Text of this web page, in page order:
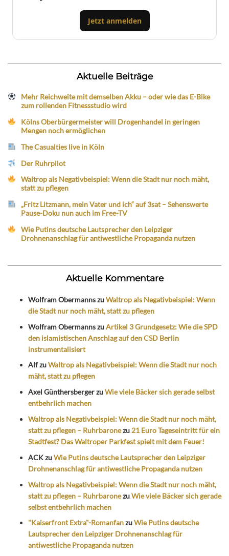
Jetzt anmelden
Aktuelle Beiträge
Mehr Reichweite mit demselben Akku – oder wie das E-Bike
zum rollenden Fitnessstudio wird
Kölns Oberbürgermeister will Drogenhandel in geringen
Mengen noch ermöglichen
The Casualties live in Köln
Der Ruhrpilot
Waltrop als Negativbeispiel: Wenn die Stadt nur noch mäht,
statt zu pflegen
„Fritz Litzmann, mein Vater und ich“ auf 3sat – Sehenswerte
Pause-Doku nun auch im Free-TV
Wie Putins deutsche Lautsprecher den Leipziger
Drohnenanschlag für antiwestliche Propaganda nutzen
Aktuelle Kommentare
Wolfram ObermannszuWaltrop als Negativbeispiel: Wenn
die Stadt nur noch mäht, statt zu pflegen
Wolfram ObermannszuArtikel 3 Grundgesetz: Wie die SPD
den islamistischen Anschlag auf den CSD Berlin
instrumentalisiert
AlfzuWaltrop als Negativbeispiel: Wenn die Stadt nur noch
mäht, statt zu pflegen
Axel GünthersbergerzuWie viele Bäcker sich gerade selbst
entbehrlich machen
Waltrop als Negativbeispiel: Wenn die Stadt nur noch mäht,
statt zu pflegen – Ruhrbaronezu 21 Euro Tageseintritt für ein
Stadtfest? Das Waltroper Parkfest spielt mit dem Feuer!
ACKzuWie Putins deutsche Lautsprecher den Leipziger
Drohnenanschlag für antiwestliche Propaganda nutzen
Waltrop als Negativbeispiel: Wenn die Stadt nur noch mäht,
statt zu pflegen – RuhrbaronezuWie viele Bäcker sich gerade
selbst entbehrlich machen
"Kaiserfront Extra"-RomanfanzuWie Putins deutsche
Lautsprecher den Leipziger Drohnenanschlag für
antiwestliche Propaganda nutzen